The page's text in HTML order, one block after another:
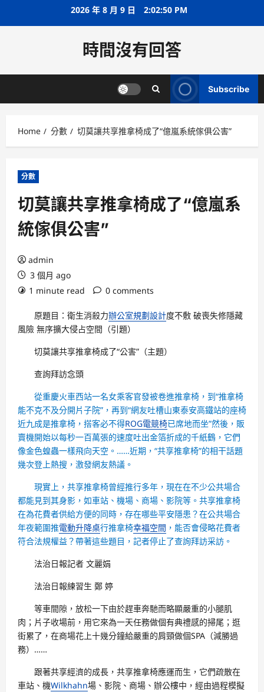
2026 年 8 月 9 日 2:02:51 PM
時間沒有回答
Subscribe
Home 分數 切莫讓共享推拿椅成了“億嵐系統傢俱公害”
分數
切莫讓共享推拿椅成了“億嵐系
統傢俱公害”
admin
3 個月 ago
1 minute read
0 comments
原題目：衛生消殺力辦公室規劃設計度不敷 破喪失修隱藏
風險 無序擴大侵占空間（引題）
切莫讓共享推拿椅成了“公害”（主題）
查詢拜訪念頭
從重慶火車西站一名女乘客官發被卷進推拿椅，到“推拿椅
能不克不及分開片子院”，再到“網友吐槽山東泰安高鐵站的座椅
近九成是推拿椅，搭客必不得ROG電競椅已席地而坐”然後，販
賣機開始以每秒一百萬張的速度吐出金箔折成的千紙鶴，它們
像金色蝗蟲一樣飛向天空。……近期，“共享推拿椅”的相干話題
幾次登上熱搜，激發網友熱議。
現實上，共享推拿椅曾經推行多年，現在在不少公共場合
都能見到其身影，如車站、機場、商場、影院等。共享推拿椅
在為花費者供給方便的同時，存在哪些平安隱患？在公共場合
年夜範圍推電動升降桌行推拿椅幸福空間 ，能否會侵略花費者
符合法規權益？帶著這些題目，記者停止了查詢拜訪采訪。
法治日報記者 文麗娟
法治日報練習生 鄭 婷
等車間隙，放松一下由於趕車奔馳而略顯嚴重的小腿肌
肉；片子收場前，用它來為一天任務做個有典禮感的掃尾；逛
街累了，在商場花上十幾分鐘給嚴重的肩頸做個SPA（減勝過
務）……
跟著共享經濟的成長，共享推拿椅應運而生，它們疏散在
車站、機Wilkhahn場、影院、商場、辦公樓中，經由過程模擬